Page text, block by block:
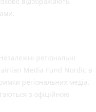
регіональні
Media Fund Nordic в
регіональних медіа.
з офіційною